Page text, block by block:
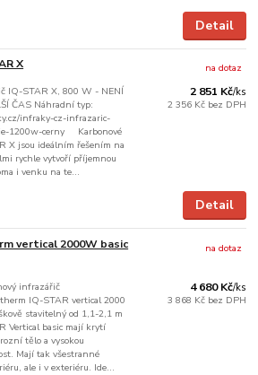
Detail
X
IQ-STAR X, 800 W - NENÍ
ČAS Náhradní typ:
infraky-cz-infrazaric-
1200w-cerny Karbonové
X jsou ideálním řešením na
rychle vytvoří příjemnou
i venku na te...
2 851 Kč/ks
2 356 Kč bez DPH
na dotaz
Detail
vertical 2000W basic
infrazářič
IQ-STAR vertical 2000
stavitelný od 1,1-2,1 m
Vertical basic mají krytí
tělo a vysokou
Mají tak všestranné
ale i v exteriéru. Ide...
4 680 Kč/ks
3 868 Kč bez DPH
na dotaz